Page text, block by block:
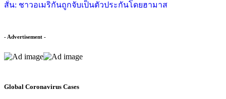
สั่น: ชาวอเมริกันถูกจับเป็นตัวประกันโดยฮามาส
- Advertisement -
Global Coronavirus Cases